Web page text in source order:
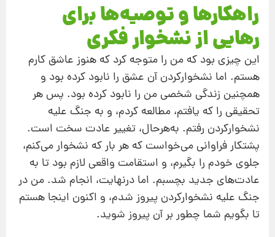
راهکارها و توصیه‌ها برای
رهایی از نشخوار فکری
این چیزی بود که من را متوجه کرد که هنوز عاشق کارم
هستم. اما نشخوارکردن آن عشق را نابود کرده بود و
همچنین زندگی شخصی من را نابود کرده بود. پس هر
تحقیقی را که یافتم، مطالعه کردم، و به جنگ علیه
نشخوارکردن رفتم. به‌هرحال، تغییر عادت سخت است.
پشتکار فراوانی می‌خواست که هر بار که نشخوار می‌کنم،
جلوی خودم را بگیرم، و استقامت واقعی لازم بود تا به
عادت‌های جدید بچسبم. اما درنهایت، انجام شد. من در
جنگ علیه نشخوارکردن پیروز شدم، و اکنون اینجا هستم
تا بگویم شما چطور بر آن پیروز شوید.